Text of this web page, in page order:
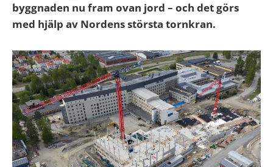
byggnaden nu fram ovan jord – och det görs
med hjälp av Nordens största tornkran.